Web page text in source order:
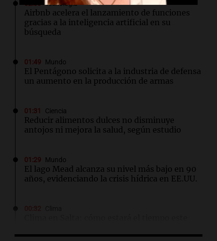
02:03 Tecnología
Airbnb acelera el lanzamiento de funciones
gracias a la inteligencia artificial en su
búsqueda
01:49 Mundo
El Pentágono solicita a la industria de defensa
un aumento en la producción de armas
01:31 Ciencia
Reducir alimentos dulces no disminuye
antojos ni mejora la salud, según estudio
01:29 Mundo
El lago Mead alcanza su nivel más bajo en 90
años, evidenciando la crisis hídrica en EE.UU.